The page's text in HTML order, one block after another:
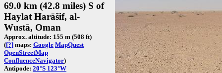
69.0 km (42.8 miles) S of
Haylat Harāšif, al-
Wustā, Oman
Approx. altitude: 155 m (508 ft)
([?] maps: Google MapQuest
OpenStreetMap
ConfluenceNavigator)
Antipode: 20°S 123°W